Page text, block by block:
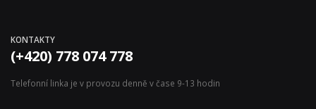
KONTAKTY
(+420) 778 074 778
Telefonní linka je v provozu denně v čase 9-13 hodin